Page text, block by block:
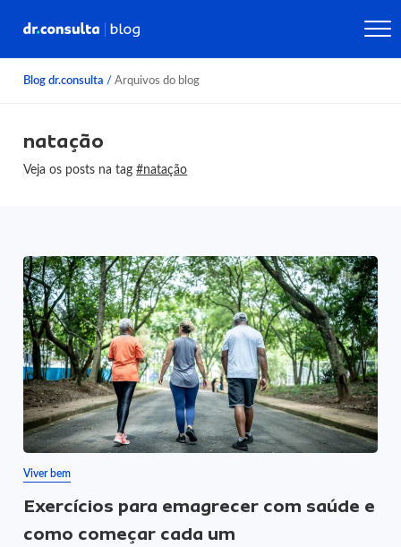
Blog dr.consulta / Arquivos do blog
natação
Veja os posts na tag#natação
Viver bem
Exercícios para emagrecer com saúde e
como começar cada um